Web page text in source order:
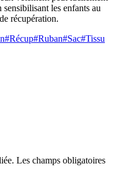
les enfants au
récupération.
#Récup#Ruban#Sac#Tissu
Les champs obligatoires